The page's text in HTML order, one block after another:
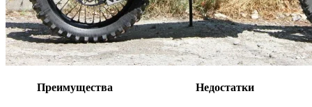
Преимущества Недостатки